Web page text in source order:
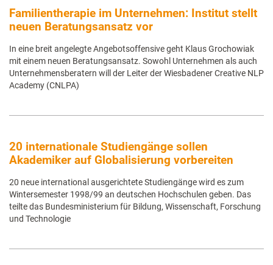
Familientherapie im Unternehmen: Institut stellt
neuen Beratungsansatz vor
In eine breit angelegte Angebotsoffensive geht Klaus Grochowiak
mit einem neuen Beratungsansatz. Sowohl Unternehmen als auch
Unternehmensberatern will der Leiter der Wiesbadener Creative NLP
Academy (CNLPA)
20 internationale Studiengänge sollen
Akademiker auf Globalisierung vorbereiten
20 neue international ausgerichtete Studiengänge wird es zum
Wintersemester 1998/99 an deutschen Hochschulen geben. Das
teilte das Bundesministerium für Bildung, Wissenschaft, Forschung
und Technologie